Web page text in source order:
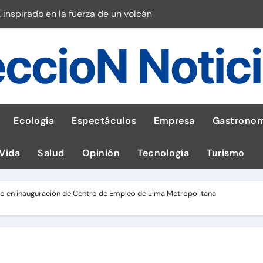
en la fuerza de un volcán
impulsa la salud materna
por ignorar distancias de seguridad
al Perú en Toulouse Lautrec
en cáncer a nivel nacional
¡Descarga la app de Meridianbet y gana una jugada gratis
Ecología Espectáculos Empresa
Salud Opinión Tecnología Turismo
en inauguración de Centro de Empleo de Lima Metropolitana